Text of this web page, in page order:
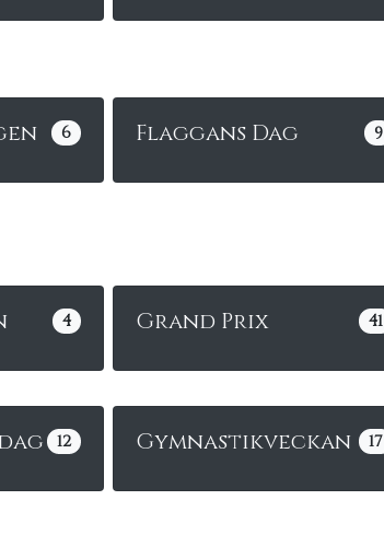
6 9
Flaggans Dag
4 41
Grand Prix
12 17
Gymnastikveckan